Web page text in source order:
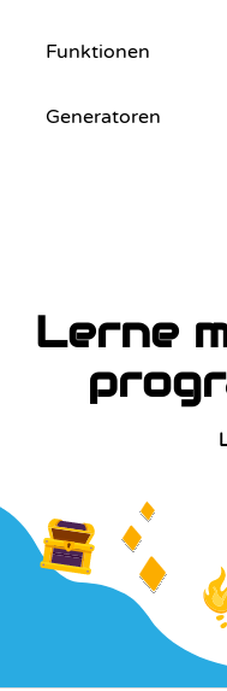
Funktionen
Generatoren
Lerne